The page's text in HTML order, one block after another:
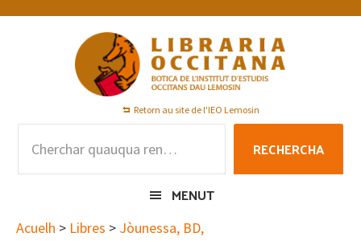
Skip
Skip
Skip
Retorn au site de l'IEO Lemosin
RECHERCHA
MENUT
Acuelh > Libres > Jòunessa, BD,